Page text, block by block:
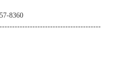
8360